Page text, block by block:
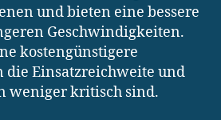
und bieten eine bessere
Geschwindigkeiten.
kostengünstigere
Einsatzreichweite und
weniger kritisch sind.